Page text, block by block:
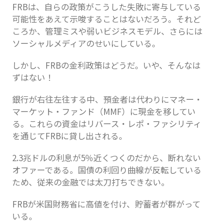
FRBは、自らの政策がこうした失敗に寄与している
可能性をあえて示唆することはないだろう。それど
ころか、管理ミスや弱いビジネスモデル、さらには
ソーシャルメディアのせいにしている。
しかし、FRBの金利政策はどうだ。いや、そんなは
ずはない！
銀行が右往左往する中、預金者は代わりにマネー・
マーケット・ファンド（MMF）に現金を移してい
る。これらの資金はリバース・レポ・ファシリティ
を通じてFRBに貸し出される。
2.3兆ドルの利息が5％近くつくのだから、断れない
オファーである。国債の利回り曲線が反転している
ため、従来の金融では太刀打ちできない。
FRBが米国財務省に高値を付け、貯蓄者が群がって
いる。